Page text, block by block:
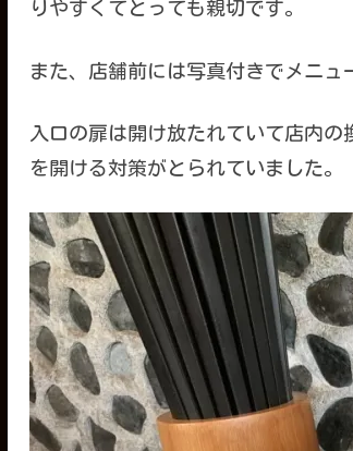
りやすくてとっても親切です。
また、店舗前には写真付きでメニュ
入口の扉は開け放たれていて店内
を開ける対策がとられていました。